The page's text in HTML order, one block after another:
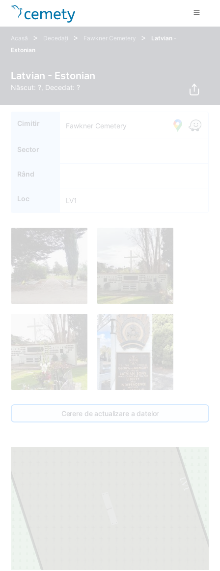
Acasă > Decedați > Fawkner Cemetery >
Latvian -
Estonian
Latvian - Estonian
Născut: ?, Decedat: ?
Cimitir Fawkner Cemetery
Sector
Rând
Loc LV1
Cerere de actualizare a datelor
LV1